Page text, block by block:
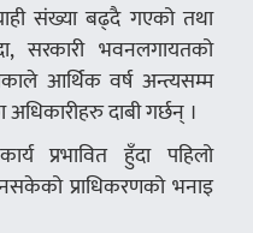
संख्या बढ्दै गएको तथा
सरकारी भवनलगायतको
आर्थिक वर्ष अन्त्यसम्म
दाबी गर्छन् ।
प्रभावित हुँदा पहिलो
प्राधिकरणको भनाइ